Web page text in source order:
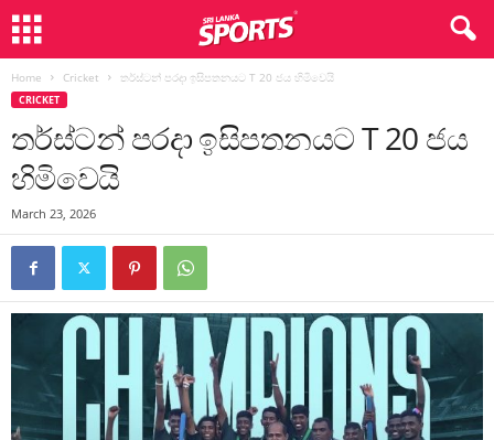
Home Cricket තර්ස්ටන් පරදා ඉසිපතනයට T 20 ජය හිමිවෙයි
CRICKET
තර්ස්ටන් පරදා ඉසිපතනයට T 20 ජය
හිමිවෙයි
March 23, 2026